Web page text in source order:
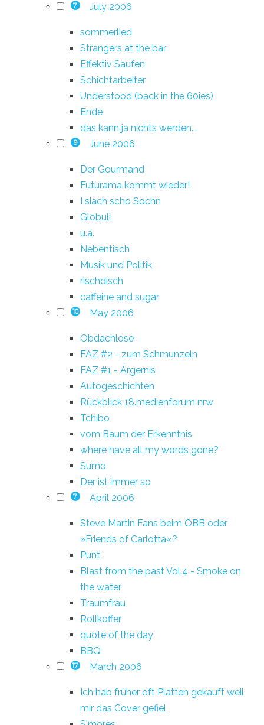
7 July 2006
sommerlied
Strangers at the bar
Effektiv Saufen
Schichtarbeiter
Understood (back in the 60ies)
Ende
das kann ja nichts werden...
9 June 2006
Der Gourmand
Futurama kommt wieder!
I siach scho Sochn
Globuli
u.a.
Nebentisch
Musik und Politik
rischdisch
caffeine and sugar
10 May 2006
Obdachlose
FAZ #2 - zum Schmunzeln
FAZ #1 - Ärgernis
Autogeschichten
Rückblick 18.medienforum nrw
Tchibo
vom Baum der Erkenntnis
where have all my words gone?
Sumo
Der ist immer so
7 April 2006
Steve Martin Fans beim ÖBB oder
»Friends of Carlotta«?
Punt
Blast from the past Vol.4 - Smoke on
the water
Traumfrau
Rollkoffer
quote of the day
BBQ
17 March 2006
Ich hab früher oft Platten gekauft weil
mir das Cover gefiel